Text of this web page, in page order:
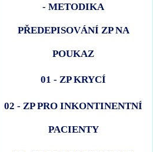
- METODIKA
PŘEDEPISOVÁNÍ ZP NA
POUKAZ
01 - ZP KRYCÍ
02 - ZP PRO INKONTINENTNÍ
PACIENTY